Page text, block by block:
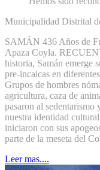
Municipalidad Distrital
SAMÁN 436 Años de
Apaza Coyla.
historia, Samán emerge
pre-incaicas en
Grupos de hombres
agricultura, caza de
pasaron al
nuestra identidad
iniciaron con sus
parte de la meseta del
Leer mas....